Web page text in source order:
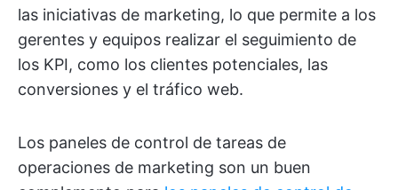
las iniciativas de marketing, lo que permite a los
gerentes y equipos realizar el seguimiento de
los KPI, como los clientes potenciales, las
conversiones y el tráfico web.
Los paneles de control de tareas de
operaciones de marketing son un buen